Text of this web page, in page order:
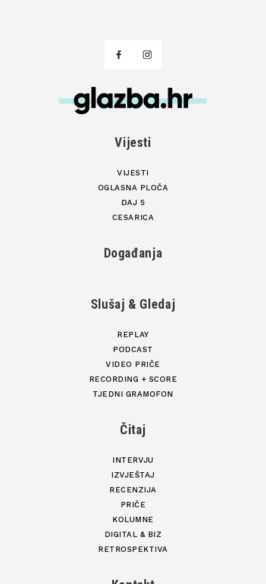
Vijesti
VIJESTI
OGLASNA PLOČA
DAJ 5
CESARICA
Događanja
Slušaj & Gledaj
REPLAY
PODCAST
VIDEO PRIČE
RECORDING + SCORE
TJEDNI GRAMOFON
Čitaj
INTERVJU
IZVJEŠTAJ
RECENZIJA
PRIČE
KOLUMNE
DIGITAL & BIZ
RETROSPEKTIVA